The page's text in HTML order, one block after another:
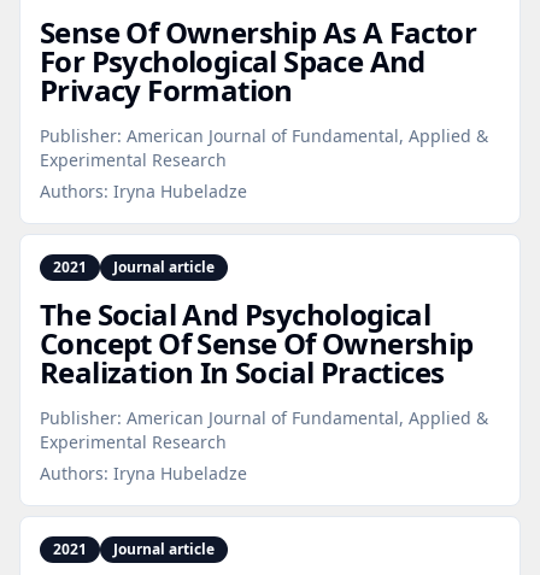
Sense Of Ownership As A Factor
For Psychological Space And
Privacy Formation
Publisher: American Journal of Fundamental, Applied &
Experimental Research
Authors: Iryna Hubeladze
2021 Journal article
The Social And Psychological
Concept Of Sense Of Ownership
Realization In Social Practices
Publisher: American Journal of Fundamental, Applied &
Experimental Research
Authors: Iryna Hubeladze
2021 Journal article